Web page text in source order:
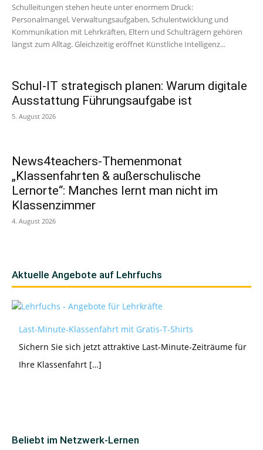
Schulleitungen stehen heute unter enormem Druck:
Personalmangel, Verwaltungsaufgaben, Schulentwicklung und
Kommunikation mit Lehrkräften, Eltern und Schulträgern gehören
längst zum Alltag. Gleichzeitig eröffnet Künstliche Intelligenz...
Schul-IT strategisch planen: Warum digitale
Ausstattung Führungsaufgabe ist
5. August 2026
News4teachers-Themenmonat
„Klassenfahrten & außerschulische
Lernorte“: Manches lernt man nicht im
Klassenzimmer
4. August 2026
Aktuelle Angebote auf Lehrfuchs
Last-Minute-Klassenfahrt mit Gratis-T-Shirts
Sichern Sie sich jetzt attraktive Last-Minute-Zeiträume für
Ihre Klassenfahrt […]
Beliebt im Netzwerk-Lernen